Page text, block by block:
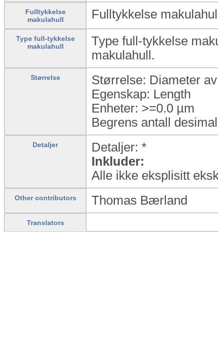
Fulltykkelse
makulahull
Fulltykkelse
Type full-tykkelse
makulahull
Type full-tykkelse
makulahull.
Størrelse
Størrelse: Diameter
Egenskap: Length
Enheter: >=0.0 µm
Begrens antall
Detaljer
Detaljer: *
Inkluder:
Alle ikke eksplisitt
Other contributors Thomas Bærland
Translators